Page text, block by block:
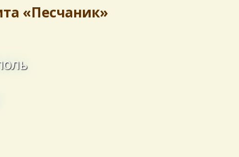
«Песчаник»